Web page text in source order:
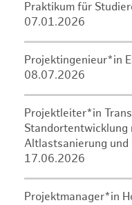
Praktikum für
07.01.2026
Projektingenieur*in
08.07.2026
Projektleiter*in
Standortentwicklung
Altlastsanierung und
17.06.2026
Projektmanager*in